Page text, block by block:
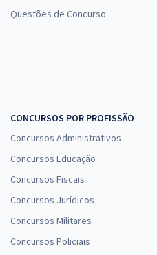
Questões de Concurso
CONCURSOS POR PROFISSÃO
Concursos Administrativos
Concursos Educação
Concursos Fiscais
Concursos Jurídicos
Concursos Militares
Concursos Policiais